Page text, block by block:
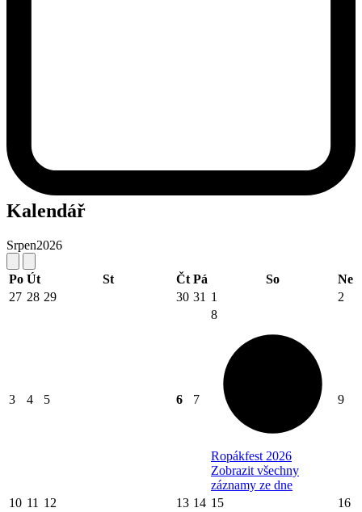
Kalendář
Srpen2026
Po Út St Čt Pá So
Ne
27 28 29 30 31 1 2
3 4 5 6 7
8
Ropákfest 2026
Zobrazit všechny
záznamy ze dne
9
10 11 12 13 14 15
16